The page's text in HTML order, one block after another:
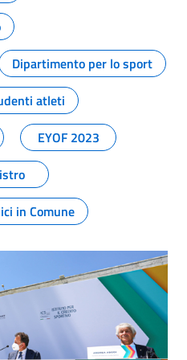
Dipartimento per lo sport
atleti
EYOF 2023
in Comune